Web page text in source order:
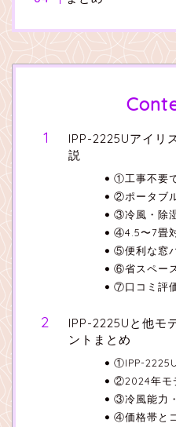
IPP-2225Uアイリ
説
①工事不要
②ポータブ
③冷風・除
④4.5〜7畳
⑤便利な窓
⑥省スペー
⑦口コミ評
IPP-2225Uと他モ
ントまとめ
①IPP-
②2024年モ
③冷風能力
④価格帯と